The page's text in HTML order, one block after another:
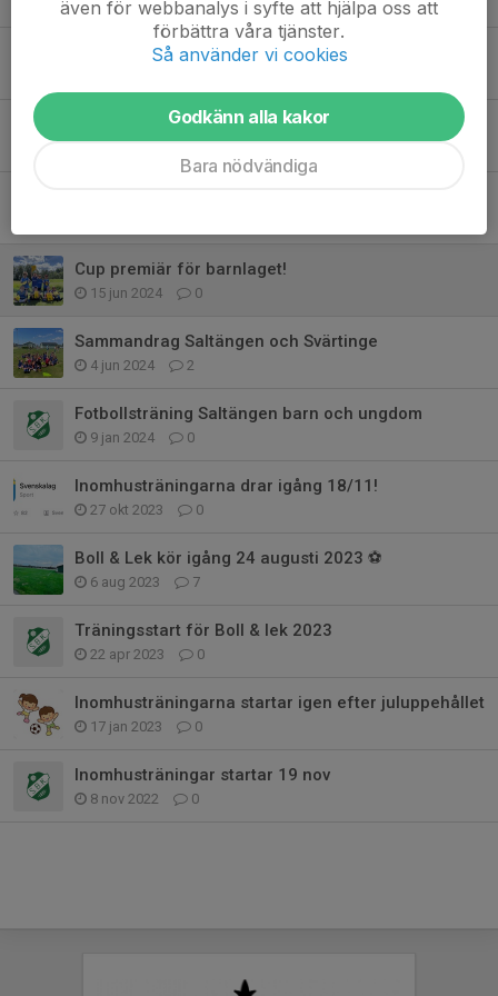
14 dec 2025 2
Träningskitet är här!
Barnlagets träningar drar igång 22 augusti!
Cup premiär för barnlaget!
15 jun 2024 0
Sammandrag Saltängen och Svärtinge
4 jun 2024 2
Fotbollsträning Saltängen barn och ungdom
9 jan 2024 0
Inomhusträningarna drar igång 18/11!
27 okt 2023 0
Boll & Lek kör igång 24 augusti 2023 ⚽️
6 aug 2023 7
Träningsstart för Boll & lek 2023
22 apr 2023 0
Inomhusträningarna startar igen efter juluppehållet
17 jan 2023 0
Inomhusträningar startar 19 nov
8 nov 2022 0
även för webbanalys i syfte att hjälpa oss att
förbättra våra tjänster.
Så använder vi cookies
Godkänn alla kakor
Bara nödvändiga